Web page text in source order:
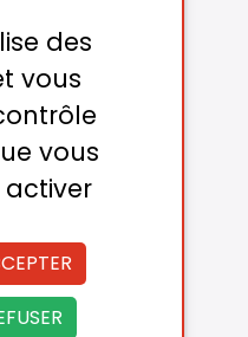
des
vous
vous